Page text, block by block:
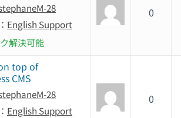
28
English Support
解決可能
0
top of
CMS
28
English Support
0